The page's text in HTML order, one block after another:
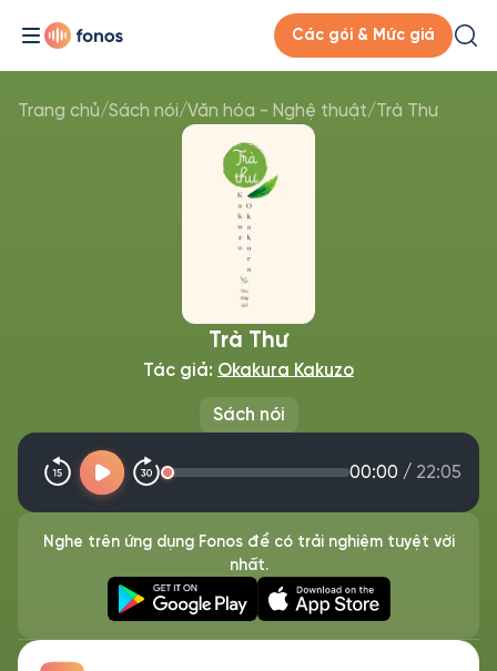
Các gói & Mức giá
Trang chủ/Sách nói/Văn hóa - Nghệ thuật/Trà Thư
Sách nói
Trà Thư
Tác giả: Okakura Kakuzo
00:00 / 22:05
Nghe trên ứng dụng Fonos để có trải nghiệm tuyệt vời
nhất.